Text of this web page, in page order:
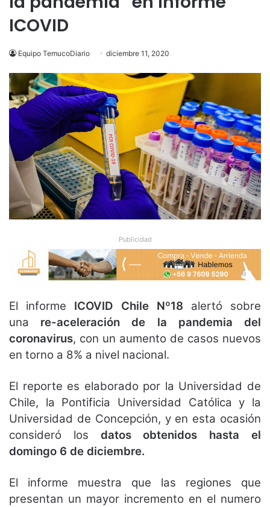
ICOVID
Equipo TemucoDiario diciembre 11, 2020
Publicidad
El informe ICOVID Chile Nº18 alertó sobre
una re-aceleración de la pandemia del
coronavirus, con un aumento de casos nuevos
en torno a 8% a nivel nacional.
El reporte es elaborado por la Universidad de
Chile, la Pontificia Universidad Católica y la
Universidad de Concepción, y en esta ocasión
consideró los datos obtenidos hasta el
domingo 6 de diciembre.
El informe muestra que las regiones que
presentan un mayor incremento en el numero